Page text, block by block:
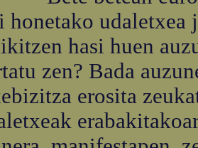
honetako udaletxea
hasi huen
zen? Bada
erosita